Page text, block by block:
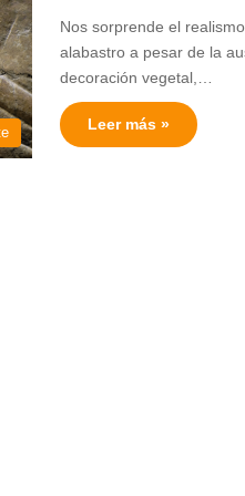
Nos sorprende el
alabastro a pesar de la
decoración vegetal,…
Leer más »